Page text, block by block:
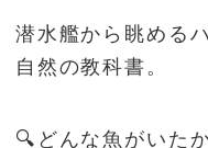
潜水艦から眺める
自然の教科書。
🔍どんな魚がいた